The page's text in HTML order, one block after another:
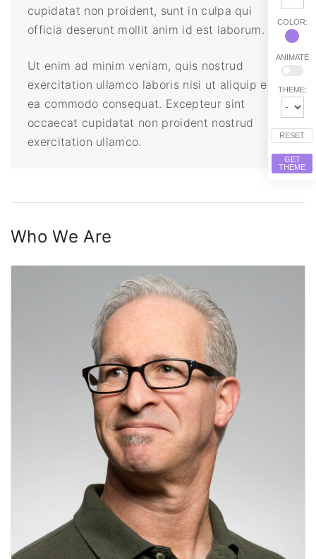
cupidatat non proident, sunt in culpa qui
officia deserunt mollit anim id est laborum.
Ut enim ad minim veniam, quis nostrud
exercitation ullamco laboris nisi ut aliquip ex
ea commodo consequat. Excepteur sint
occaecat cupidatat non proident nostrud
exercitation ullamco.
Who We Are
COLOR:
ANIMATE
THEME:
RESET
GET
THEME